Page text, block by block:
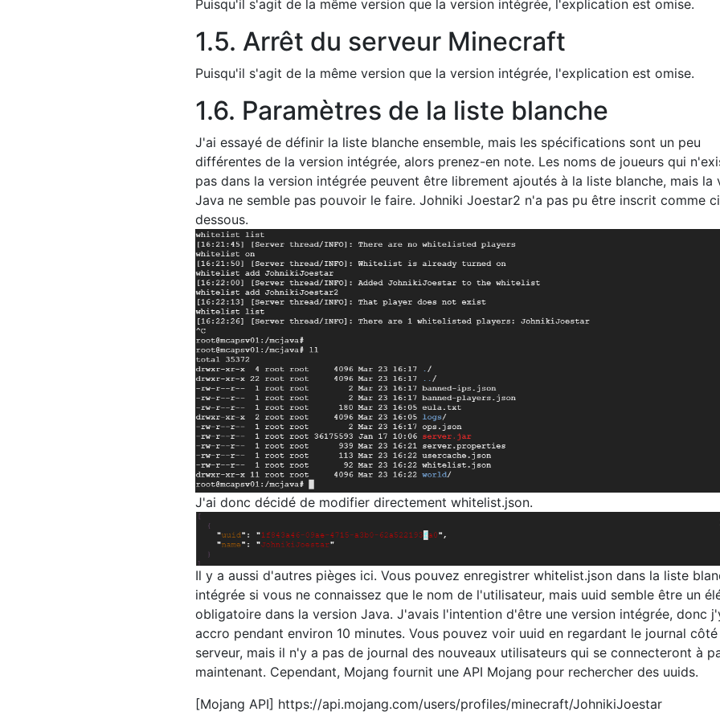
Puisqu'il s'agit de la même version que la version intégrée, l'explication est omise.
1.5. Arrêt du serveur Minecraft
Puisqu'il s'agit de la même version que la version intégrée, l'explication est omise.
1.6. Paramètres de la liste blanche
J'ai essayé de définir la liste blanche ensemble, mais les spécifications sont un peu
différentes de la version intégrée, alors prenez-en note. Les noms de joueurs qui
pas dans la version intégrée peuvent être librement ajoutés à la liste blanche, mais la
Java ne semble pas pouvoir le faire. Johniki Joestar2 n'a pas pu être inscrit comme
dessous.
J'ai donc décidé de modifier directement whitelist.json.
Il y a aussi d'autres pièges ici. Vous pouvez enregistrer whitelist.json dans la liste
intégrée si vous ne connaissez que le nom de l'utilisateur, mais uuid semble être un
obligatoire dans la version Java. J'avais l'intention d'être une version intégrée, donc
accro pendant environ 10 minutes. Vous pouvez voir uuid en regardant le journal côté
serveur, mais il n'y a pas de journal des nouveaux utilisateurs qui se connecteront à
maintenant. Cependant, Mojang fournit une API Mojang pour rechercher des uuids.
[Mojang API] https://api.mojang.com/users/profiles/minecraft/JohnikiJoestar